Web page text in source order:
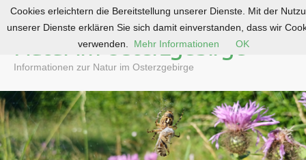
o
c
o
n
Natur im Osterzgebirge
Informationen zur Natur im Osterzgebirge
Cookies erleichtern die Bereitstellung unserer Dienste. Mit der
unserer Dienste erklären Sie sich damit einverstanden, dass wir
verwenden.
Mehr Informationen OK